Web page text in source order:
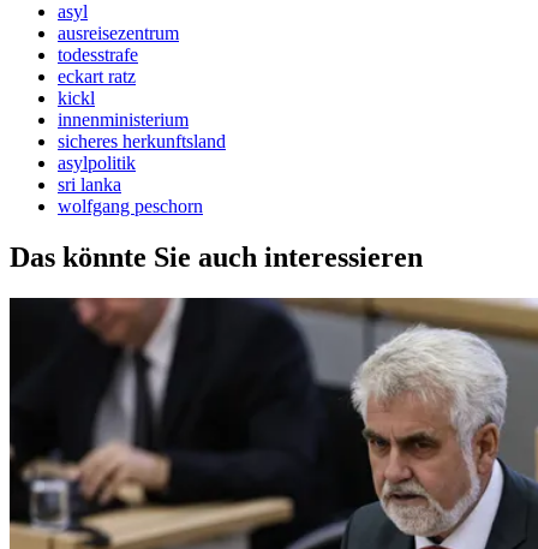
asyl
ausreisezentrum
todesstrafe
eckart ratz
kickl
innenministerium
sicheres herkunftsland
asylpolitik
sri lanka
wolfgang peschorn
Das könnte Sie auch interessieren